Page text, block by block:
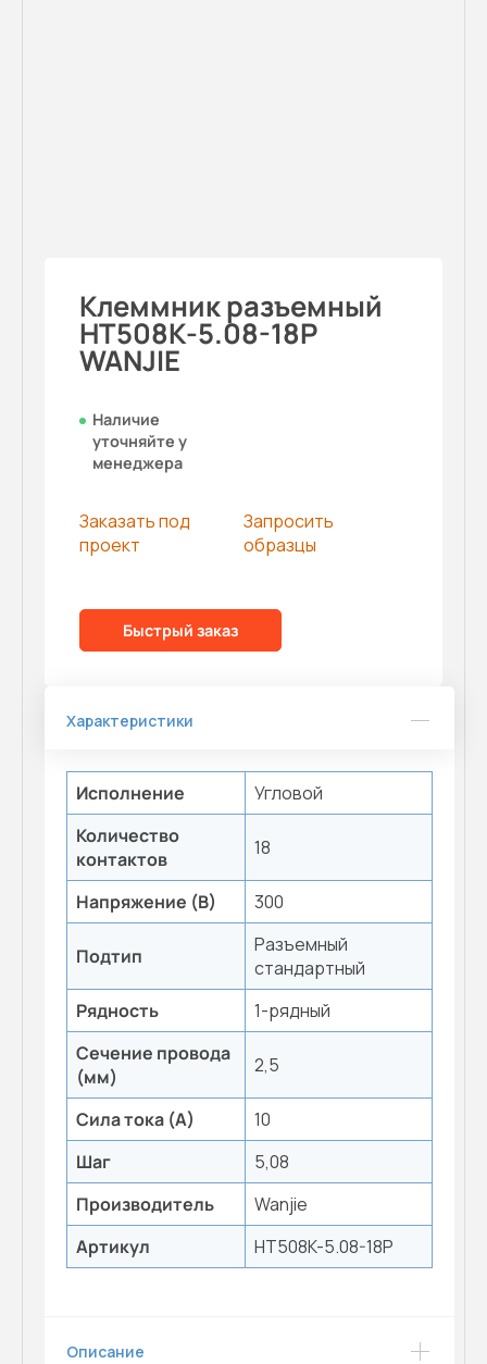
Клеммник разъемный
HT508K-5.08-18P
WANJIE
Наличие
уточняйте у
менеджера
Заказать под
проект
Запросить
образцы
Быстрый заказ
Характеристики
Исполнение
Угловой
Количество
контактов
18
Напряжение (В) 300
Подтип
Разъемный
стандартный
Рядность
1-рядный
Сечение провода
(мм)
2,5
Сила тока (А)
10
Шаг
5,08
Производитель
Wanjie
Артикул
HT508K-5.08-18P
Описание